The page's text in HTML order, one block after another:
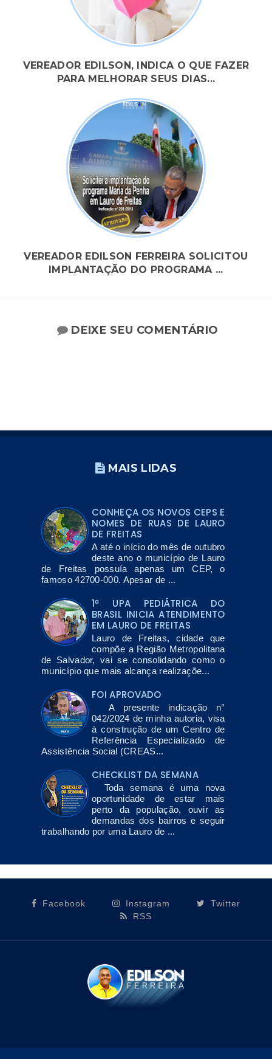
VEREADOR EDILSON, INDICA O QUE FAZER
PARA MELHORAR SEUS DIAS...
VEREADOR EDILSON FERREIRA SOLICITOU
IMPLANTAÇÃO DO PROGRAMA ...
DEIXE SEU COMENTÁRIO
MAIS LIDAS
CONHEÇA OS NOVOS CEPS E
NOMES DE RUAS DE LAURO
DE FREITAS
A até o início do mês de outubro
deste ano o município de Lauro
de Freitas possuía apenas um CEP, o
famoso 42700-000. Apesar de ...
1ª UPA PEDIÁTRICA DO
BRASIL INICIA ATENDIMENTO
EM LAURO DE FREITAS
Lauro de Freitas, cidade que
compõe a Região Metropolitana
de Salvador, vai se consolidando como o
município que mais alcança realizaçõe...
FOI APROVADO
A presente indicação n°
042/2024 de minha autoria, visa
à construção de um Centro de
Referência Especializado de
Assistência Social (CREAS...
CHECKLIST DA SEMANA
Toda semana é uma nova
oportunidade de estar mais
perto da população, ouvir as
demandas dos bairros e seguir
trabalhando por uma Lauro de ...
Facebook Instagram
Twitter
RSS